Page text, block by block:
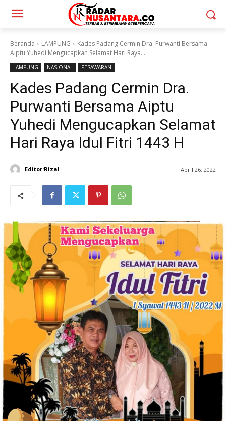
Beranda LAMPUNG
Kades Padang Cermin Dra. Purwanti Bersama
Aiptu Yuhedi Mengucapkan Selamat Hari Raya...
LAMPUNG NASIONAL PESAWARAN
Kades Padang Cermin Dra.
Purwanti Bersama Aiptu
Yuhedi Mengucapkan Selamat
Hari Raya Idul Fitri 1443 H
Editor:Rizal April 26, 2022